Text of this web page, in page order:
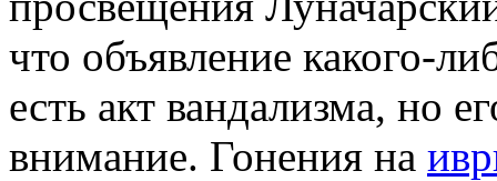
что объявление какого-
есть акт вандализма, но
внимание. Гонения на